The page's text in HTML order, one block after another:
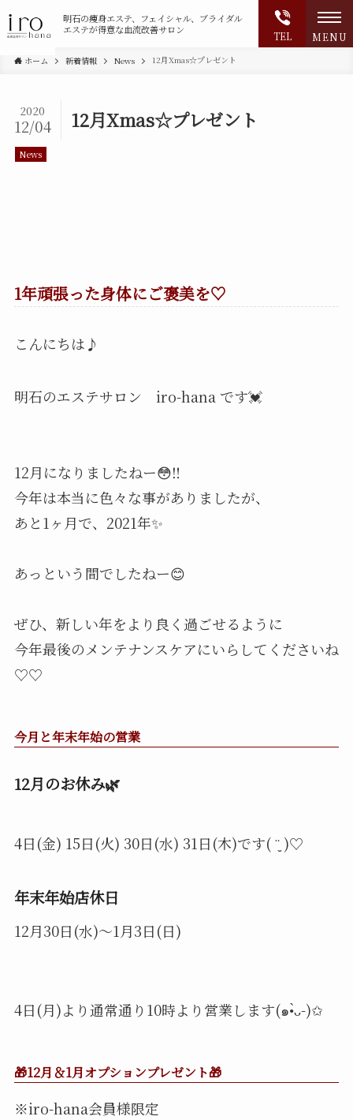
明石の痩身エステ、フェイシャル、ブライダル
エステが得意な血流改善サロン
TEL MENU
ホーム 新着情報 News 12月Xmas☆プレゼント
12月Xmas☆プレゼント
2020
12/04
News
1年頑張った身体にご褒美を♡
こんにちは♪
明石のエステサロン iro-hana です💓
12月になりましたねー😳‼️
今年は本当に色々な事がありましたが、
あと1ヶ月で、2021年✨
あっという間でしたねー😊
ぜひ、新しい年をより良く過ごせるように
今年最後のメンテナンスケアにいらしてくださいね
♡♡
今月と年末年始の営業
12月のお休み🌿
4日(金) 15日(火) 30日(水) 31日(木)です( ¨̮ )︎︎♡
年末年始店休日
12月30日(水)～1月3日(日)
4日(月)より通常通り10時より営業します(๑•̀ᴗ-)✩
🎁12月＆1月オプションプレゼント🎁
※iro-hana会員様限定